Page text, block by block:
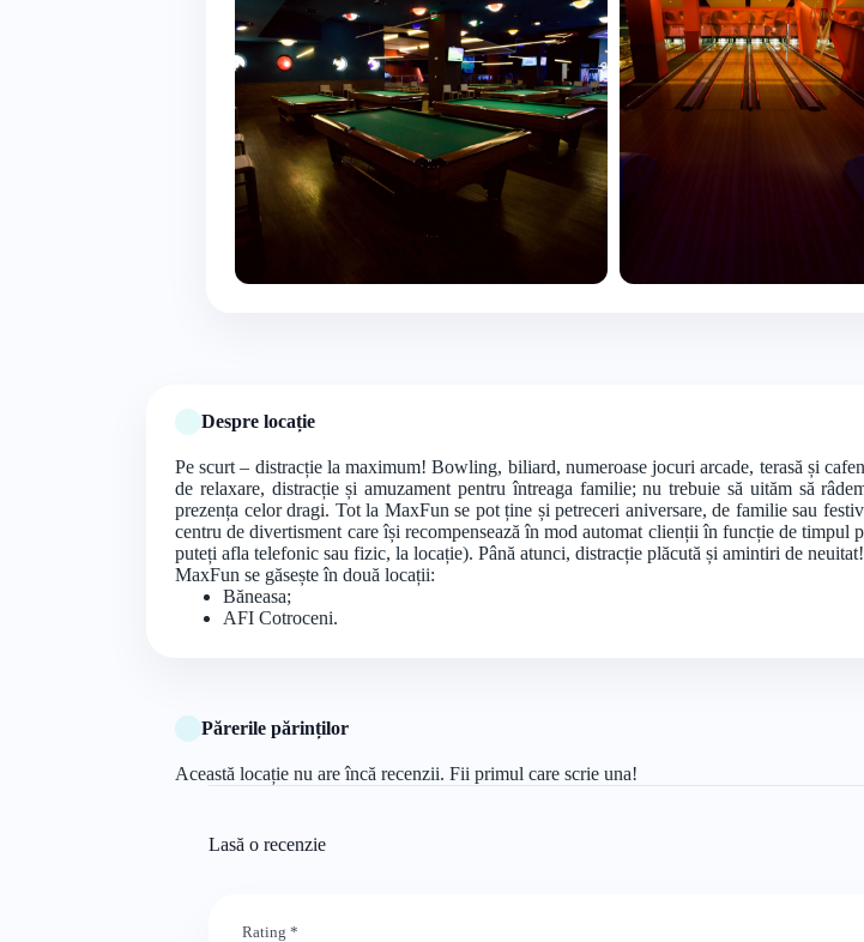
Despre locație
Pe scurt – distracție la maximum! Bowling, biliard, numeroase jocuri arcade, terasă și
de relaxare, distracție și amuzament pentru întreaga familie; nu trebuie să uităm să
prezența celor dragi. Tot la MaxFun se pot ține și petreceri aniversare, de familie sau
centru de divertisment care își recompensează în mod automat clienții în funcție de
puteți afla telefonic sau fizic, la locație). Până atunci, distracție plăcută și amintiri de neuitat!
MaxFun se găsește în două locații:
Băneasa;
AFI Cotroceni.
Părerile părinților
Această locație nu are încă recenzii. Fii primul care scrie una!
Lasă o recenzie
Rating *